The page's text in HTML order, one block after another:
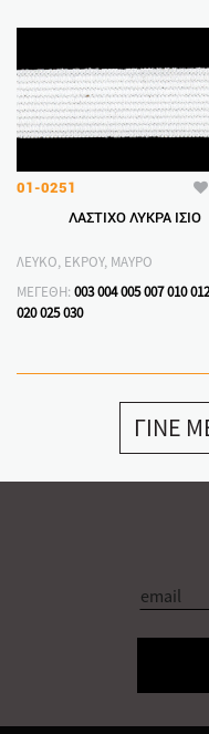
01-0251
ΛΑΣΤΙΧΟ ΛΥΚΡΑ ΙΣΙΟ
ΛΕΥΚΟ, ΕΚΡΟΥ, ΜΑΥΡΟ
ΜΕΓΕΘΗ: 003004005007010012
020025030
ΓΙΝΕ